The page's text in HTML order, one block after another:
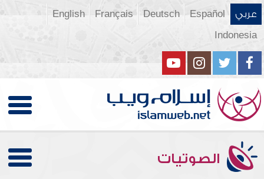
عربي Español
Deutsch
Français
English
Indonesia
الصوتيات